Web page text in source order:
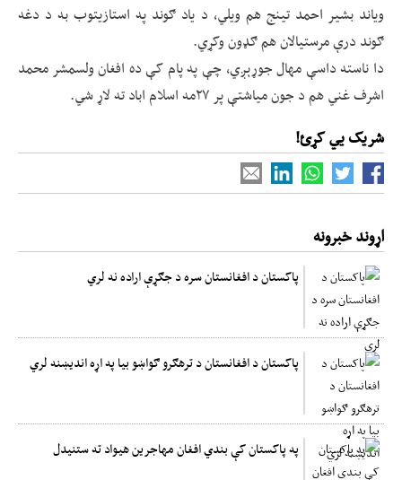
ویاند بشیر احمد تینج هم ویلي، د یاد ګوند په استازیتوب به د دغه
ګوند درې مرستیالان هم ګډون وکړي.
دا ناسته داسې مهال جوړېږي، چې په پام کې ده افغان ولسمشر محمد
اشرف غني هم د جون میاشتې پر ۲۷مه اسلام اباد ته لاړ شي.
شریک یي کړئ!
اړوند خبرونه
پاکستان د افغانستان سره د جګړې اراده نه لري
پاکستان د افغانستان د ترهګرو ګواښو بیا په اړه اندیښنه لري
په پاکستان کې بندي افغان مهاجرین هیواد ته ستنیدل